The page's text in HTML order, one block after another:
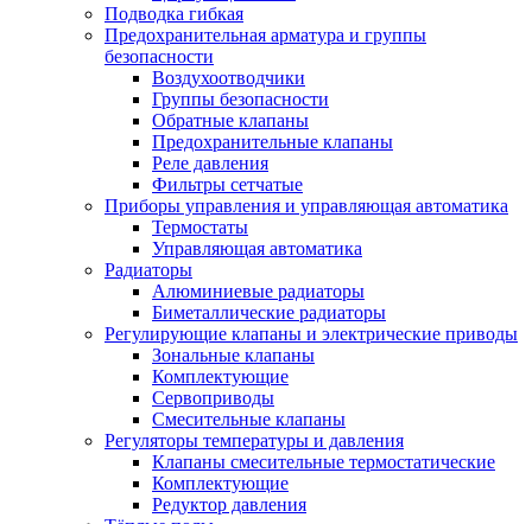
Подводка гибкая
Предохранительная арматура и группы
безопасности
Воздухоотводчики
Группы безопасности
Обратные клапаны
Предохранительные клапаны
Реле давления
Фильтры сетчатые
Приборы управления и управляющая автоматика
Термостаты
Управляющая автоматика
Радиаторы
Алюминиевые радиаторы
Биметаллические радиаторы
Регулирующие клапаны и электрические приводы
Зональные клапаны
Комплектующие
Сервоприводы
Смесительные клапаны
Регуляторы температуры и давления
Клапаны смесительные термостатические
Комплектующие
Редуктор давления